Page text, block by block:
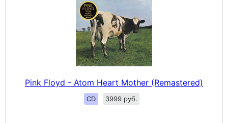
Pink Floyd - Atom Heart Mother (Remastered)
CD 3999 руб.